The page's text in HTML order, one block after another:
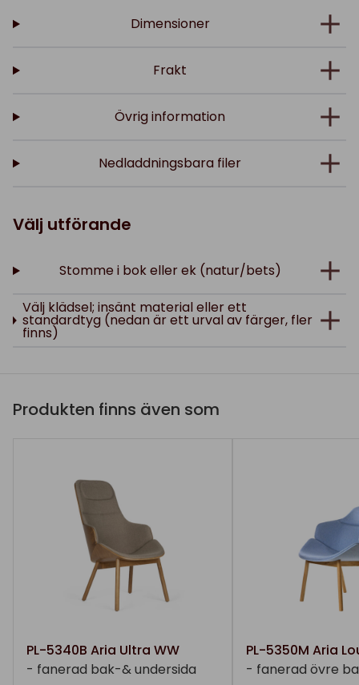
Dimensioner
Frakt
Övrig information
Nedladdningsbara filer
Välj utförande
Stomme i bok eller ek (natur/bets)
Välj klädsel; insänt material eller ett
standardtyg (nedan är ett urval av färger, fler
finns)
Produkten finns även som
PL-5340B Aria Ultra WW
- fanerad bak-& undersida
PL-5350M Aria
- fanerad övre